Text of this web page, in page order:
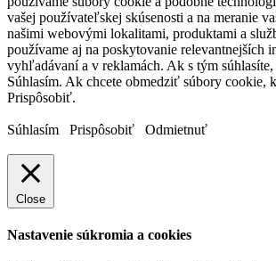
vašej používateľskej skúsenosti a na meranie
našimi webovými lokalitami, produktami a
používame aj na poskytovanie relevantnejších
vyhľadávaní a v reklamách. Ak s tým
Súhlasím. Ak chcete obmedziť súbory cookie,
Prispôsobiť.
Súhlasím Prispôsobiť Odmietnuť
Close
Nastavenie súkromia a cookies